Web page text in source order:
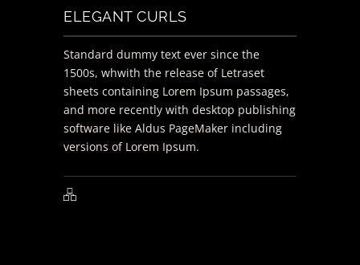
ELEGANT CURLS
Standard dummy text ever since the
1500s, whwith the release of Letraset
sheets containing Lorem Ipsum passages,
and more recently with desktop publishing
software like Aldus PageMaker including
versions of Lorem Ipsum.